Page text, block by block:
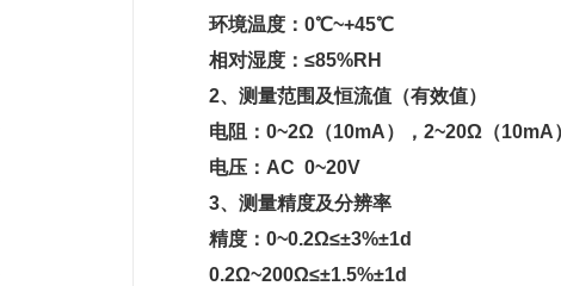
环境温度：0℃~+45℃
相对湿度：≤85%RH
2、测量范围及恒流值（有效值）
电阻：0~2Ω（10mA），2~20Ω（10mA
电压：AC 0~20V
3、测量精度及分辨率
精度：0~0.2Ω≤±3%±1d
0.2Ω~200Ω≤±1.5%±1d